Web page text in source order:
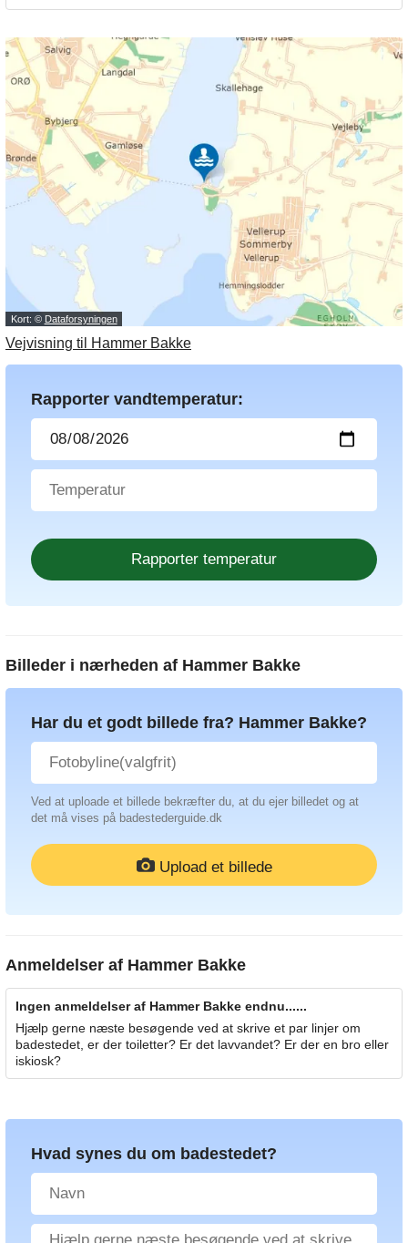
Kort: © Dataforsyningen
Vejvisning til Hammer Bakke
Rapporter vandtemperatur:
Billeder i nærheden af Hammer Bakke
Har du et godt billede fra? Hammer Bakke?
Ved at uploade et billede bekræfter du, at du ejer billedet og at
det må vises på badestederguide.dk
Upload et billede
Anmeldelser af Hammer Bakke
Ingen anmeldelser af Hammer Bakke endnu......
Hjælp gerne næste besøgende ved at skrive et par linjer om
badestedet, er der toiletter? Er det lavvandet? Er der en bro eller
iskiosk?
Hvad synes du om badestedet?